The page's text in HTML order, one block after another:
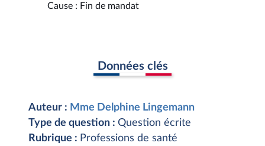
Cause : Fin de mandat
Données clés
Auteur : Mme Delphine Lingemann
Type de question : Question écrite
Rubrique : Professions de santé